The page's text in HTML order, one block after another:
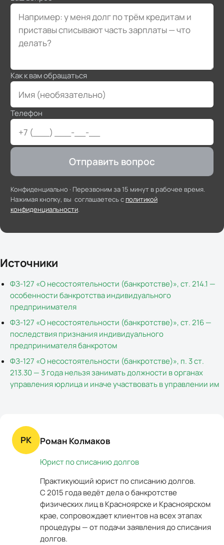
Как к вам обращаться
Телефон
Отправить вопрос
Конфиденциально · Перезвоним за 15 минут в рабочее время.
Нажимая кнопку, вы соглашаетесь с политикой
конфиденциальности.
Источники
ФЗ-127 «О несостоятельности (банкротстве)», ст. 214.1 —
особенности банкротства индивидуального
предпринимателя
ФЗ-127 «О несостоятельности (банкротстве)», ст. 216 —
последствия признания индивидуального
предпринимателя банкротом
ФЗ-127 «О несостоятельности (банкротстве)», п. 3 ст.
213.30 — 3 года нельзя занимать должности в органах
управления юрлица и иначе участвовать в управлении им
РК Роман Колмаков
Юрист по списанию долгов
Практикующий юрист по списанию долгов.
С 2015 года ведёт дела о банкротстве
физических лиц в Красноярске и Красноярском
крае, сопровождает клиентов на всех этапах
процедуры — от подачи заявления до списания
долгов.